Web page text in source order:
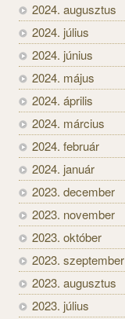
2024. augusztus
2024. július
2024. június
2024. május
2024. április
2024. március
2024. február
2024. január
2023. december
2023. november
2023. október
2023. szeptember
2023. augusztus
2023. július